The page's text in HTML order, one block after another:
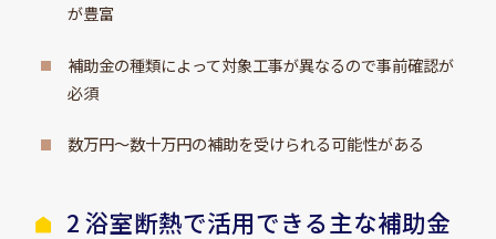
が豊富
補助金の種類によって対象工事が異なるので事前確認が
必須
数万円～数十万円の補助を受けられる可能性がある
2 浴室断熱で活用できる主な補助金